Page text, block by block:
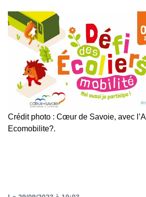
Crédit photo : Cœur de Savoie, avec
Ecomobilite?.